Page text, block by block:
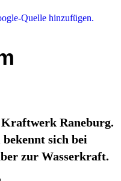
Quelle hinzufügen.
Raneburg.
sich bei
zur Wasserkraft.